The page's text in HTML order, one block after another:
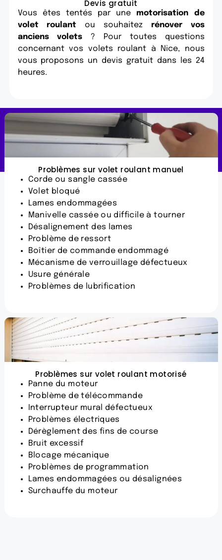
Devis gratuit
Vous êtes tentés par une motorisation de
volet roulant ou souhaitez rénover vos
anciens volets ? Pour toutes questions
concernant vos volets roulant à Nice, nous
vous proposons un devis gratuit dans les 24
heures.
Nos expertsinterviennent 7j/7 en urgence à
Antibes et ses villes avoisinantes !
Problèmes sur volet roulant manuel
Corde ou sangle cassée
Volet bloqué
Lames endommagées
Manivelle cassée ou difficile à tourner
Désalignement des lames
Problème de ressort
Boîtier de commande endommagé
Mécanisme de verrouillage défectueux
Usure générale
Problèmes de lubrification
Problèmes sur volet roulant motorisé
Panne du moteur
Problème de télécommande
Interrupteur mural défectueux
Problèmes électriques
Dérèglement des fins de course
Bruit excessif
Blocage mécanique
Problèmes de programmation
Lames endommagées ou désalignées
Surchauffe du moteur